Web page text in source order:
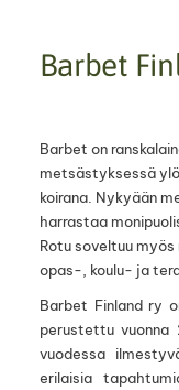
Barbet
Barbet on
metsästyksessä
koirana. Nykyään
harrastaa
Rotu soveltuu
opas-, koulu- ja
Barbet Finland ry
perustettu vuonna
vuodessa
erilaisia